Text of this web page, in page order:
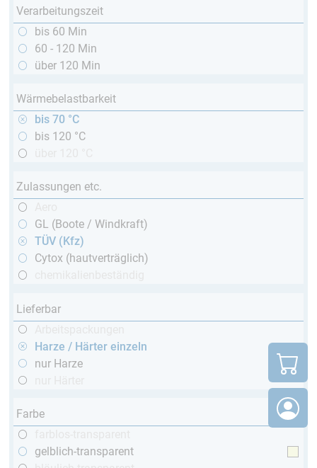
Verarbeitungszeit
bis 60 Min
60 - 120 Min
über 120 Min
Wärmebelastbarkeit
bis 70 °C
bis 120 °C
Zulassungen etc.
GL (Boote / Windkraft)
TÜV (Kfz)
Cytox (hautverträglich)
Lieferbar
Harze / Härter einzeln
nur Harze
Farbe
gelblich-transparent